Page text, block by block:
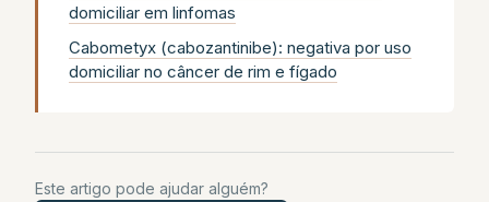
domiciliar em linfomas
Cabometyx (cabozantinibe): negativa por uso
domiciliar no câncer de rim e fígado
Este artigo pode ajudar alguém?